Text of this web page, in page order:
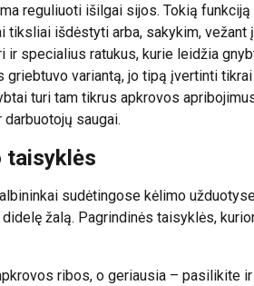
reguliuoti išilgai sijos. Tokią
tiksliai išdėstyti arba, sakykim, vežant
ir specialius ratukus, kurie leidžia
variantą, jo tipą įvertinti
turi tam tikrus apkrovos
saugai.
taisyklės
sudėtingose kėlimo
žalą. Pagrindinės taisyklės,
ribos, o geriausia – pasilikite